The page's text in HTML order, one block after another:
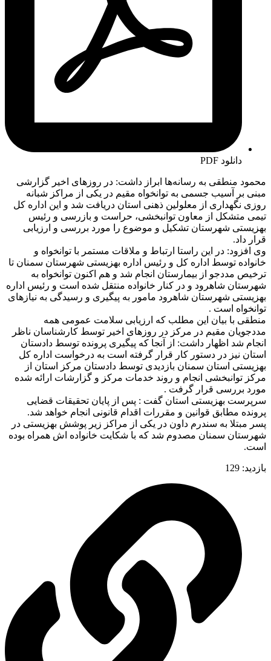
دانلود PDF
محمود منطقی به رسانه‌ها ابراز داشت: در روزهای اخیر گزارشی
مبنی بر آسیب جسمی به توانخواه مقیم در یکی از مراکز شبانه
روزی نگهداری از معلولین ذهنی استان دریافت شد و این اداره کل
تیمی متشکل از معاون توانبخشی، حراست و بازرسی و رئیس
بهزیستی شهرستان تشکیل و موضوع را مورد بررسی و ارزیابی
قرار داد.
وی افزود: در این راستا ارتباط و ملاقات مستمر با توانخواه و
خانواده توسط اداره کل و رئیس اداره بهزیستی شهرستان سمنان تا
ترخیص مددجو از بیمارستان انجام شد و هم اکنون توانخواه به
شهرستان شاهرود و در کنار خانواده منتقل شده است و رئیس اداره
بهزیستی شهرستان شاهرود مامور به پیگیری و رسیدگی به نیازهای
توانخواه است .
منطقی با بیان این مطلب که ارزیابی سلامت عمومی همه
مددجویان مقیم در مرکز در روزهای اخیر توسط کارشناسان ناظر
انجام شد اظهار داشت: از آنجا که پیگیری پرونده توسط دادستان
استان نیز در دستور کار قرار گرفته است به درخواست اداره کل
بهزیستی استان سمنان بازدیدی توسط دادستان مرکز استان از
مرکز توانبخشی انجام و روند خدمات مرکز و گزارشات ارائه شده
مورد بررسی قرار گرفت .
سرپرست بهزیستی استان گفت : پس از پایان تحقیقات قضایی
پرونده مطابق قوانین و مقررات اقدام قانونی انجام خواهد شد.
پسر مبتلا به سندرم داون در یکی از مراکز زیر پوشش بهزیستی در
شهرستان سمنان مصدوم شد که با شکایت خانواده اش همراه بوده
است.
بازدید: 129